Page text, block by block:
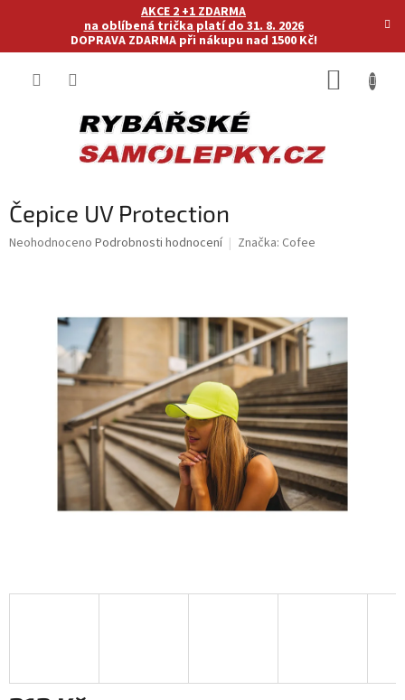
AKCE 2 +1 ZDARMA
na oblíbená trička platí do 31. 8. 2026
DOPRAVA ZDARMA při nákupu nad 1500 Kč!
Čepice UV Protection
Průměrné
Neohodnoceno Podrobnosti hodnocení Značka: Cofee